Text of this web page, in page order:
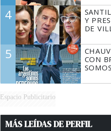
4
Y
DE
5
CON
Espacio Publicitario
MÁS LEÍDAS DE PERFIL